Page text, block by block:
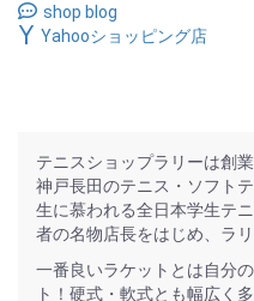
shop blog
Yahooショッピング店
テニスショップラリーは創
神戸長田のテニス・ソフト
生に慕われる全日本学生テ
者の名物店長をはじめ、ラ
一番良いラケットとは自分
ト！硬式・軟式とも幅広く